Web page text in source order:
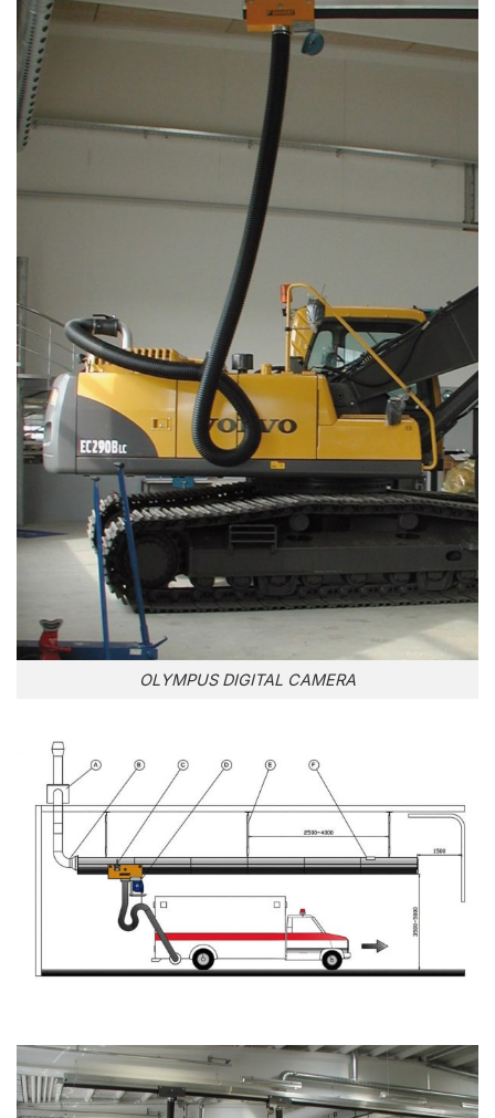
OLYMPUS DIGITAL CAMERA